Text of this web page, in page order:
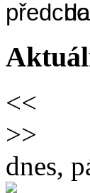
<<
>>
dnes,